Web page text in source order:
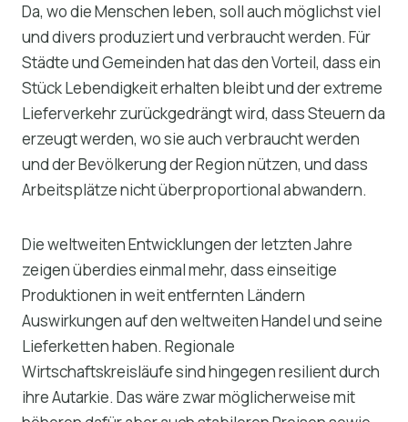
Da, wo die Menschen leben, soll auch möglichst viel
und divers produziert und verbraucht werden. Für
Städte und Gemeinden hat das den Vorteil, dass ein
Stück Lebendigkeit erhalten bleibt und der extreme
Lieferverkehr zurückgedrängt wird, dass Steuern da
erzeugt werden, wo sie auch verbraucht werden
und der Bevölkerung der Region nützen, und dass
Arbeitsplätze nicht überproportional abwandern.
Die weltweiten Entwicklungen der letzten Jahre
zeigen überdies einmal mehr, dass einseitige
Produktionen in weit entfernten Ländern
Auswirkungen auf den weltweiten Handel und seine
Lieferketten haben. Regionale
Wirtschaftskreisläufe sind hingegen resilient durch
ihre Autarkie. Das wäre zwar möglicherweise mit